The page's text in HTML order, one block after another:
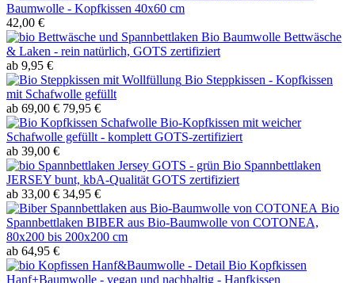
Baumwolle - Kopfkissen 40x60 cm
42,00 €
Bio Baumwolle Bettwäsche
& Laken - rein natürlich, GOTS zertifiziert
ab 9,95 €
Bio Steppkissen - Kopfkissen
mit Schafwolle gefüllt
ab 69,00 € 79,95 €
Bio-Kopfkissen mit weicher
Schafwolle gefüllt - komplett GOTS-zertifiziert
ab 39,00 €
Bio Spannbettlaken
JERSEY bunt, kbA-Qualität GOTS zertifiziert
ab 33,00 € 34,95 €
Bio
Spannbettlaken BIBER aus Bio-Baumwolle von COTONEA,
80x200 bis 200x200 cm
ab 64,95 €
Bio Kopfkissen
Hanf+Baumwolle - vegan und nachhaltig - Hanfkissen